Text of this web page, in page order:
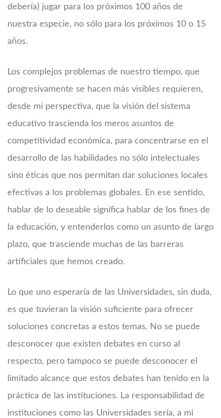
debería) jugar para los próximos 100 años de
nuestra especie, no sólo para los próximos 10 o 15
años.
Los complejos problemas de nuestro tiempo, que
progresivamente se hacen más visibles requieren,
desde mi perspectiva, que la visión del sistema
educativo trascienda los meros asuntos de
competitividad económica, para concentrarse en el
desarrollo de las habilidades no sólo intelectuales
sino éticas que nos permitan dar soluciones locales
efectivas a los problemas globales. En ese sentido,
hablar de lo deseable significa hablar de los fines de
la educación, y entenderlos como un asunto de largo
plazo, que trasciende muchas de las barreras
artificiales que hemos creado.
Lo que uno esperaría de las Universidades, sin duda,
es que tuvieran la visión suficiente para ofrecer
soluciones concretas a estos temas. No se puede
desconocer que existen debates en curso al
respecto, pero tampoco se puede desconocer el
limitado alcance que estos debates han tenido en la
práctica de las instituciones. La responsabilidad de
instituciones como las Universidades sería, a mi